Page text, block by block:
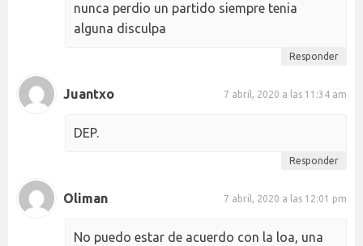
nunca perdio un partido siempre tenia
alguna disculpa
Responder
Juantxo 7 abril, 2020 a las 11:34 am
DEP.
Responder
Oliman 7 abril, 2020 a las 12:01 pm
No puedo estar de acuerdo con la loa, una